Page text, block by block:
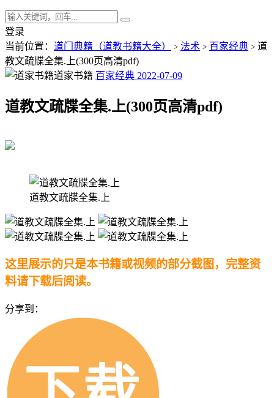
登录
当前位置： 道门典籍（道教书籍大全） > 法术 > 百家经典 > 道
教文疏牒全集.上(300页高清pdf)
道家书籍 百家经典 2022-07-09
道教文疏牒全集.上(300页高清pdf)
道教文疏牒全集.上
这里展示的只是本书籍或视频的部分截图，完整资
料请下载后阅读。
分享到：